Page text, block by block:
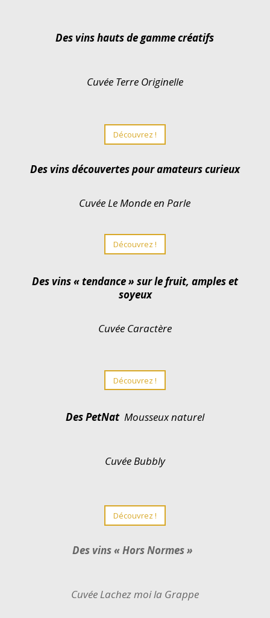
Des vins hauts de gamme créatifs
Cuvée Terre Originelle
Découvrez !
Des vins découvertes pour amateurs curieux
Cuvée Le Monde en Parle
Découvrez !
Des vins « tendance » sur le fruit, amples et
soyeux
Cuvée Caractère
Découvrez !
Des PetNatMousseux naturel
Cuvée Bubbly
Découvrez !
Des vins « Hors Normes »
Cuvée Lachez moi la Grappe